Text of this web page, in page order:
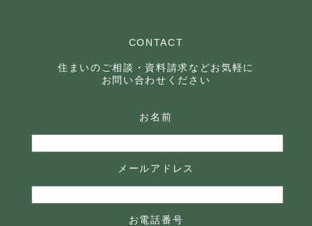
CONTACT
住まいのご相談・資料請求などお気軽に
お問い合わせください
お名前
メールアドレス
お電話番号